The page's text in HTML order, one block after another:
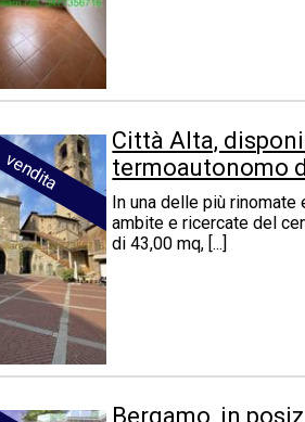
vendita
Città Alta,
termoautonomo
In una delle più
ambite e ricercate del
di 43,00 mq, [...]
Bergamo, in